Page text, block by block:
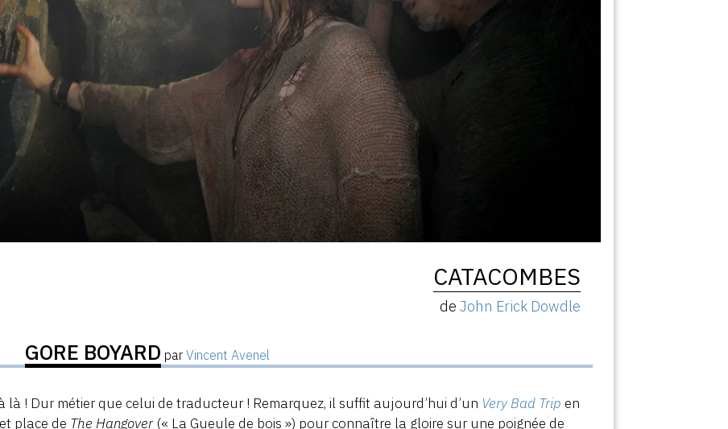
CATACOMBES
de John Erick Dowdle
GORE BOYARD parVincent Avenel
là ! Dur métier que celui de traducteur ! Remarquez, il suffit aujourd’hui d’un Very Bad Trip en
place de The Hangover(« La Gueule de bois ») pour connaître la gloire sur une poignée de